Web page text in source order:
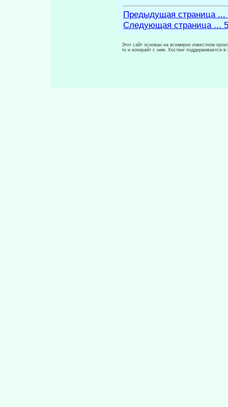
Предыдущая страница ...
Следующая страница ...
Этот сайт основан на всемирно известном
то и копирайт с ним. Хостинг поддерживается